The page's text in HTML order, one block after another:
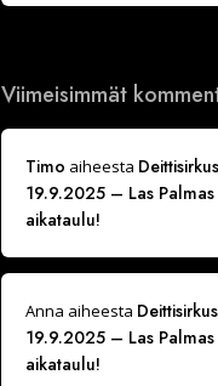
Viimeisimmät
Timo aiheesta
19.9.2025 – Las Palmas
aikataulu!
Anna aiheesta
19.9.2025 – Las Palmas
aikataulu!